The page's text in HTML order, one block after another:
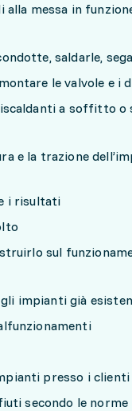
messa in
saldarle,
le valvole e i
a soffitto o
e la trazione
i risultati
sul
impianti già
presso i clienti
secondo le norme